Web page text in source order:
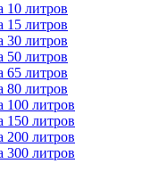
10 литров
15 литров
30 литров
50 литров
65 литров
80 литров
100 литров
150 литров
200 литров
300 литров